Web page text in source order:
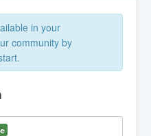
in your
community by